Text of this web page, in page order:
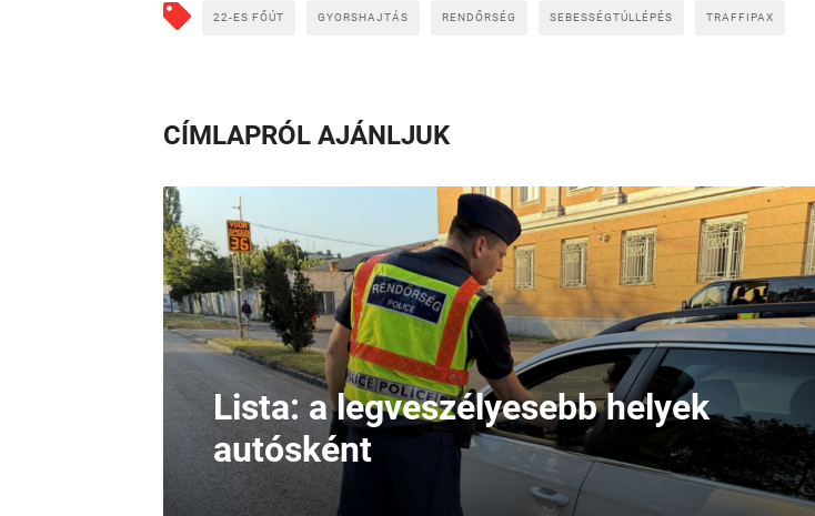
22-ES FŐÚT GYORSHAJTÁS RENDŐRSÉG SEBESSÉGTÚLLÉPÉS TRAFFIPAX
CÍMLAPRÓL AJÁNLJUK
Lista: a legveszélyesebb helyek
autósként